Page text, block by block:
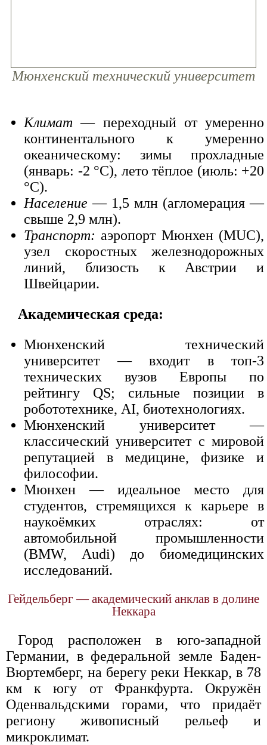
Мюнхенский технический университет
Климат— переходный от умеренно
континентального к умеренно
океаническому: зимы прохладные
(январь: -2 °C), лето тёплое (июль: +20
°C).
Население — 1,5 млн (агломерация —
свыше 2,9 млн).
Транспорт: аэропорт Мюнхен (MUC),
узел скоростных железнодорожных
линий, близость к Австрии и
Швейцарии.
Академическая среда:
Мюнхенский технический
университет — входит в топ-3
технических вузов Европы по
рейтингу QS; сильные позиции в
робототехнике, AI, биотехнологиях.
Мюнхенский университет —
классический университет с мировой
репутацией в медицине, физике и
философии.
Мюнхен — идеальное место для
студентов, стремящихся к карьере в
наукоёмких отраслях: от
автомобильной промышленности
(BMW, Audi) до биомедицинских
исследований.
Гейдельберг — академический анклав в долине
Неккара
Город расположен в юго-западной
Германии, в федеральной земле Баден-
Вюртемберг, на берегу реки Неккар, в 78
км к югу от Франкфурта. Окружён
Оденвальдскими горами, что придаёт
региону живописный рельеф и
микроклимат.